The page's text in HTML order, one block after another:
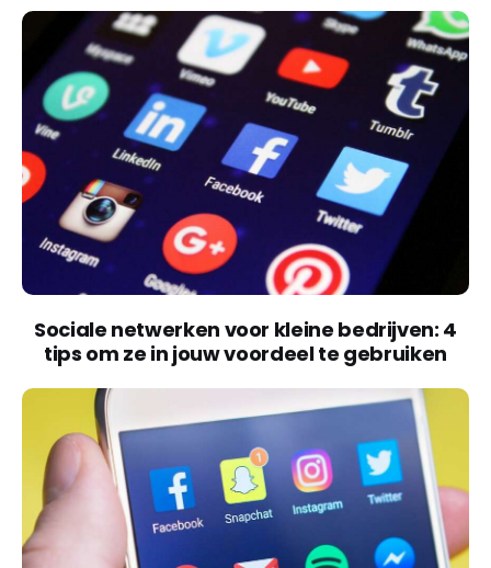
Sociale netwerken voor kleine bedrijven: 4
tips om ze in jouw voordeel te gebruiken